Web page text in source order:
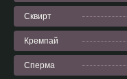
Сквирт
Кремпай
Сперма